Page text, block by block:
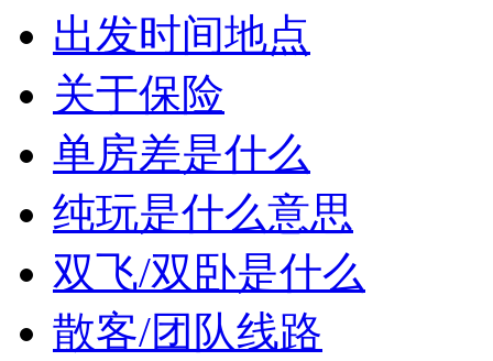
出发时间地点
关于保险
单房差是什么
纯玩是什么意思
双飞/双卧是什么
散客/团队线路